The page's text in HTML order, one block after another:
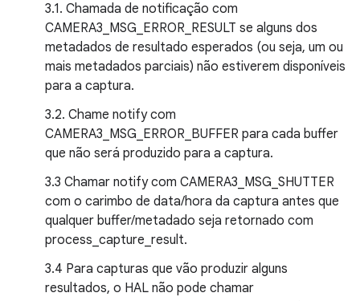
3.1. Chamada de notificação com
CAMERA3_MSG_ERROR_RESULT se alguns dos
metadados de resultado esperados (ou seja, um ou
mais metadados parciais) não estiverem disponíveis
para a captura.
3.2. Chame notify com
CAMERA3_MSG_ERROR_BUFFER para cada buffer
que não será produzido para a captura.
3.3 Chamar notify com CAMERA3_MSG_SHUTTER
com o carimbo de data/hora da captura antes que
qualquer buffer/metadado seja retornado com
process_capture_result.
3.4 Para capturas que vão produzir alguns
resultados, o HAL não pode chamar